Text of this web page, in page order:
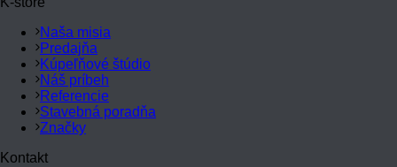
Naša misia
Predajňa
Kúpeľňové štúdio
Náš príbeh
Referencie
Stavebná poradňa
Značky
Kontakt